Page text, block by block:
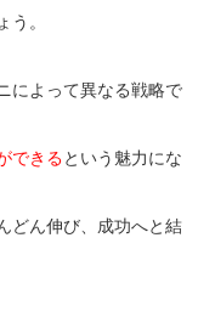
。
によって異なる戦略で
できるという魅力にな
どん伸び、成功へと結